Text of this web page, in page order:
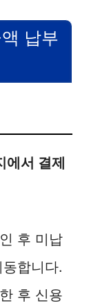
납부
에서 결제
후 미납
합니다.
후 신용